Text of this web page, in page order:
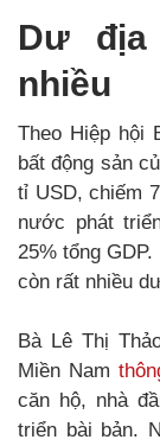
Dư
nhiều
Theo Hiệp hội
bất động sản
tỉ USD, chiếm
nước phát
25% tổng
còn rất nhiều
Bà Lê Thị
Miền Nam
căn hộ, nhà
triển bài bản.